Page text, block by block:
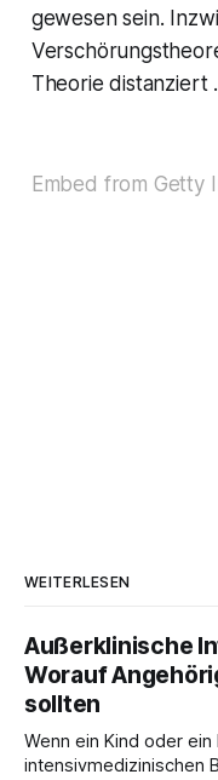
gewesen sein.
Theorie distanziert
Embed from Getty
WEITERLESEN
Außerklinische
Worauf
sollten
Wenn ein Kind oder
intensivmedizinischen